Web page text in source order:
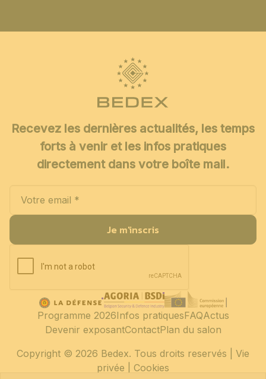
Recevez les dernières actualités, les temps
forts à venir et les infos pratiques
directement dans votre boîte mail.
Je m'inscris
Copyright © 2026 Bedex. Tous droits reservés | Vie
privée
Cookies
Programme 2026Infos pratiquesFAQActus
Devenir exposantContactPlan du salon